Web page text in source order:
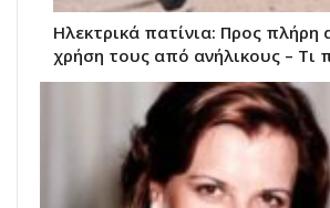
Ηλεκτρικά πατίνια: Προς πλήρη
χρήση τους από ανήλικους – Τι